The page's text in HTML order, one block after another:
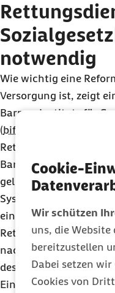
Cookie-
Wir schützen
uns, die Website
bereitzustellen
Dabei setzen wir
Cookies von
notwendig
Wie wichtig eine
Versorgung ist, zeigt
Barmer Instituts für
(bifg
Rettungsdienstfälle
Barmer-Versicherten
gelegt. Dabei zeigen
Systems sowie die
einheitlicher
Rettungsdienst. Dieser
nach Ansicht der
des Notfallgesetzes
Eingang in das